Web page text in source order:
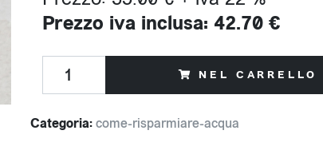
Prezzo iva inclusa: 42.70 €
NEL CARRELLO
Categoria:come-risparmiare-acqua